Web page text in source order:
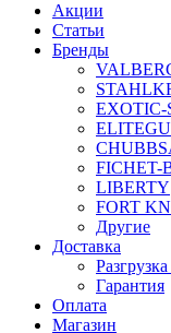
Акции
Статьи
Бренды
EXOTIC-
FICHET-
LIBERTY
FORT
Другие
Доставка
Гарантия
Оплата
Магазин